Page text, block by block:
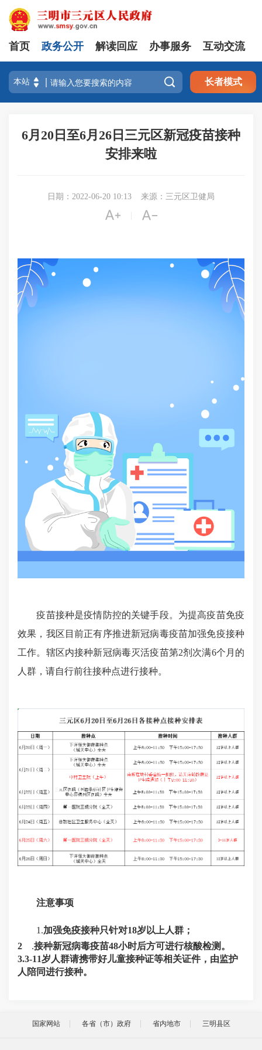
首页 政务公开 解读回应 办事服务 互动交流
 长者模式
6月20日至6月26日三元区新冠疫苗接种
安排来啦
日期：2022-06-20 10:13 来源：三元区卫健局
 
疫苗接种是疫情防控的关键手段。为提高疫苗免疫
效果，我区目前正有序推进新冠病毒疫苗加强免疫接种
工作。辖区内接种新冠病毒灭活疫苗第2剂次满6个月的
人群，请自行前往接种点进行接种。
注意事项
1.加强免疫接种只针对18岁 以上人群；
2 .接种新冠病毒疫苗48小时后方可进行核酸检测。
3.3-11岁 人群请携带好儿童接种证等相关证件，由监护
人陪同进行接种。
国家网站 各省（市）政府 省内地市 三明县区